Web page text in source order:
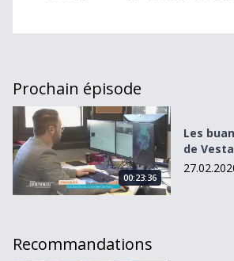
Prochain épisode
Les buanderies connectées de Vesta
00:23:36
Les
de Vesta
Recommandations